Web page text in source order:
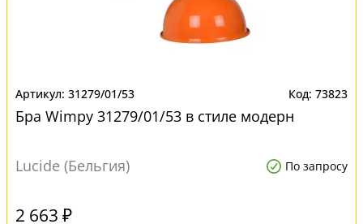
31279/01/53 73823
Бра Wimpy 31279/01/53 в стиле модерн
Lucide (Бельгия) По запросу
2 663 ₽